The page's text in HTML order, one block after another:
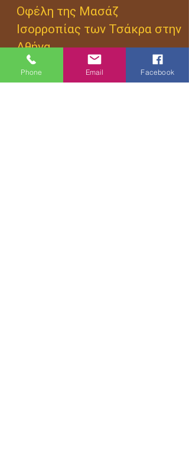
Οφέλη της Μασάζ
Ισορροπίας των Τσάκρα στην
Αθήνα
Η μασάζ ισορροπίας των τσάκρα
Phone Email Facebook